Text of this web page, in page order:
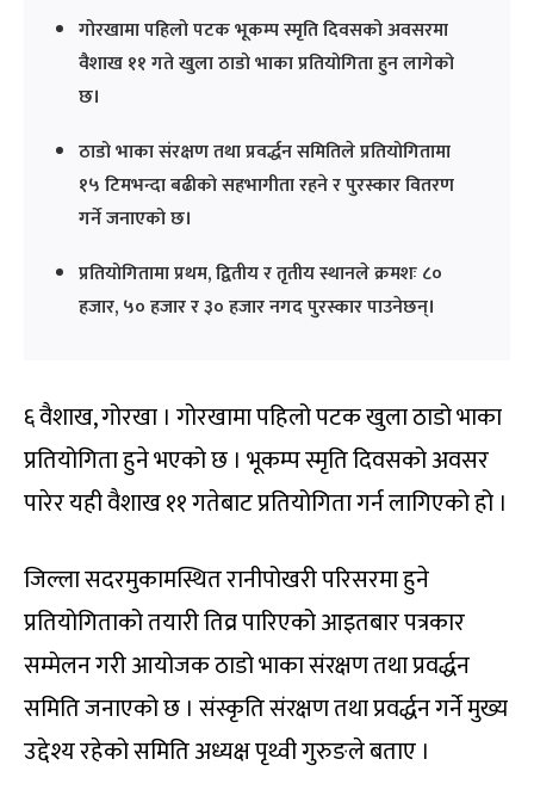
गोरखामा पहिलो पटक भूकम्प स्मृति दिवसको अवसरमा
वैशाख ११ गते खुला ठाडो भाका प्रतियोगिता हुन लागेको
छ।
ठाडो भाका संरक्षण तथा प्रवर्द्धन समितिले प्रतियोगितामा
१५ टिमभन्दा बढीको सहभागीता रहने र पुरस्कार वितरण
गर्ने जनाएको छ।
प्रतियोगितामा प्रथम, द्वितीय र तृतीय स्थानले क्रमशः ८०
हजार, ५० हजार र ३० हजार नगद पुरस्कार पाउनेछन्।
६ वैशाख, गोरखा । गोरखामा पहिलो पटक खुला ठाडो भाका
प्रतियोगिता हुने भएको छ । भूकम्प स्मृति दिवसको अवसर
पारेर यही वैशाख ११ गतेबाट प्रतियोगिता गर्न लागिएको हो ।
जिल्ला सदरमुकामस्थित रानीपोखरी परिसरमा हुने
प्रतियोगिताको तयारी तिव्र पारिएको आइतबार पत्रकार
सम्मेलन गरी आयोजक ठाडो भाका संरक्षण तथा प्रवर्द्धन
समिति जनाएको छ । संस्कृति संरक्षण तथा प्रवर्द्धन गर्ने मुख्य
उद्देश्य रहेको समिति अध्यक्ष पृथ्वी गुरुङले बताए ।